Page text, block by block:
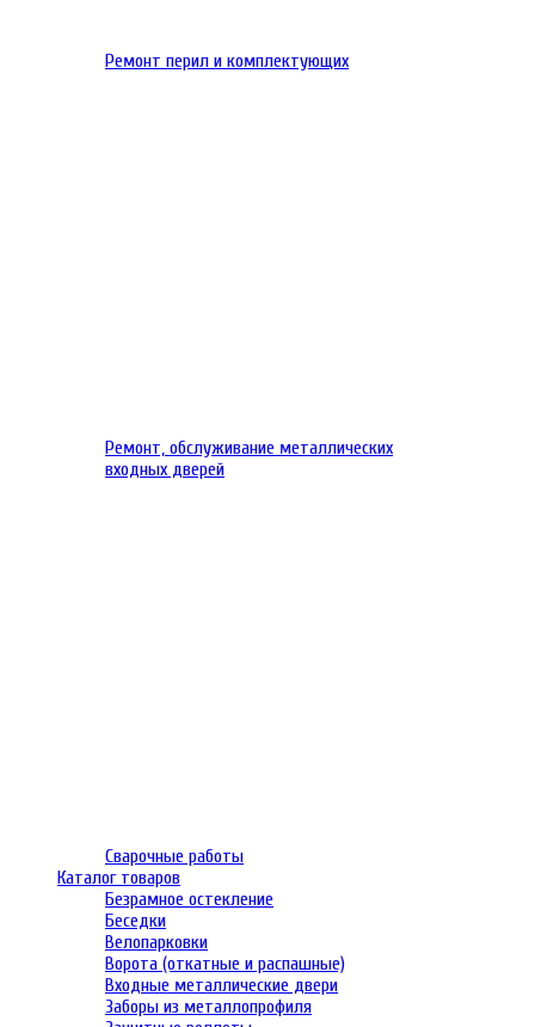
Ремонт перил и комплектующих
Ремонт, обслуживание металлических
входных дверей
Сварочные работы
Каталог товаров
Безрамное остекление
Беседки
Велопарковки
Ворота (откатные и распашные)
Входные металлические двери
Заборы из металлопрофиля